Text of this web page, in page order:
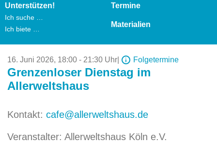
Unterstützen!
Ich suche …
Ich biete …
Termine
Materialien
16. Juni 2026, 18:00 - 21:30 Uhr Folgetermine
Grenzenloser Dienstag im
Allerweltshaus
Kontakt: cafe@allerweltshaus.de
Veranstalter: Allerweltshaus Köln e.V.